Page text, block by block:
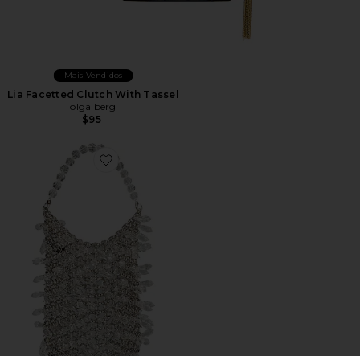
Mais Vendidos
Lia Facetted Clutch With Tassel
olga berg
$95
Favorite BOLSA DE COTA DE MALHA FLORENCE